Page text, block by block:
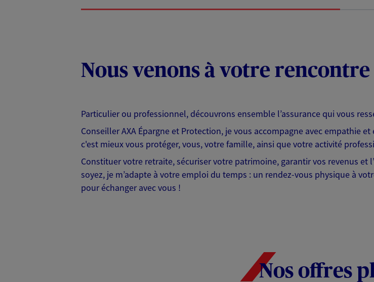
Nous venons à votre rencontre
Particulier ou professionnel, découvrons ensemble l’assurance qui vous
Conseiller AXA Épargne et Protection, je vous accompagne avec empathie
c'est mieux vous protéger, vous, votre famille, ainsi que votre activité
Constituer votre retraite, sécuriser votre patrimoine, garantir vos revenus et
soyez, je m’adapte à votre emploi du temps : un rendez-vous physique à
pour échanger avec vous !
Nos offres